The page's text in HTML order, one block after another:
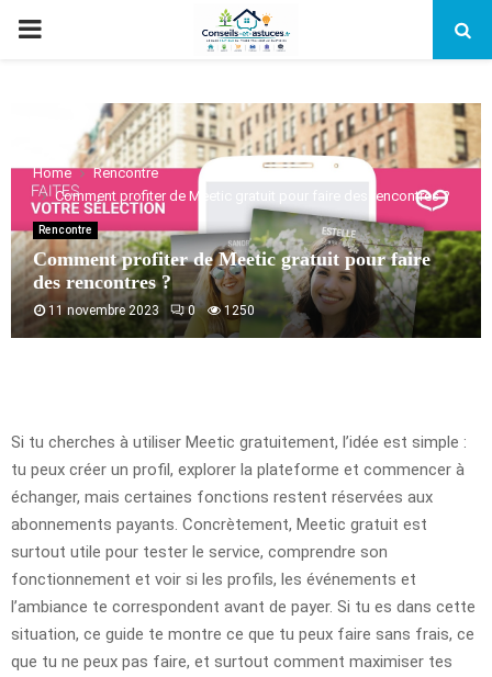
PRIMARY
Home
Rencontre
Comment profiter de Meetic gratuit pour faire des rencontres ?
Rencontre
Comment profiter de Meetic gratuit pour faire
des rencontres ?
11 novembre 2023 0 1250
Si tu cherches à utiliser Meetic gratuitement, l’idée est simple :
tu peux créer un profil, explorer la plateforme et commencer à
échanger, mais certaines fonctions restent réservées aux
abonnements payants. Concrètement, Meetic gratuit est
surtout utile pour tester le service, comprendre son
fonctionnement et voir si les profils, les événements et
l’ambiance te correspondent avant de payer. Si tu es dans cette
situation, ce guide te montre ce que tu peux faire sans frais, ce
que tu ne peux pas faire, et surtout comment maximiser tes